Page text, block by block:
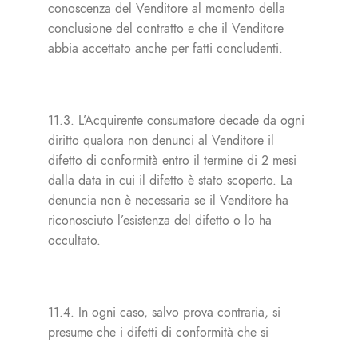
conoscenza del Venditore al momento della
conclusione del contratto e che il Venditore
abbia accettato anche per fatti concludenti.
11.3. L’Acquirente consumatore decade da ogni
diritto qualora non denunci al Venditore il
difetto di conformità entro il termine di 2 mesi
dalla data in cui il difetto è stato scoperto. La
denuncia non è necessaria se il Venditore ha
riconosciuto l’esistenza del difetto o lo ha
occultato.
11.4. In ogni caso, salvo prova contraria, si
presume che i difetti di conformità che si